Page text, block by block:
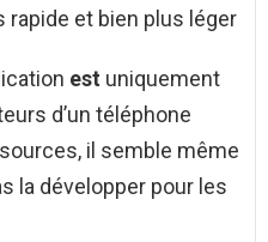
rapide et bien plus léger
est uniquement
d’un téléphone
il semble même
la développer pour les